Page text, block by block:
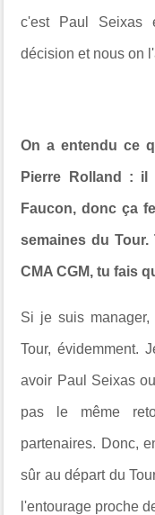
c'est Paul Seixas
décision et nous on
On a entendu ce
Pierre Rolland :
Faucon, donc ça
semaines du
CMA CGM, tu fais
Si je suis
Tour, évidemment.
avoir Paul Seixas
pas le même
partenaires. Donc,
sûr au départ du
l'entourage proche